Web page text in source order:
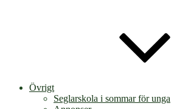
Övrigt
Seglarskola i sommar för unga